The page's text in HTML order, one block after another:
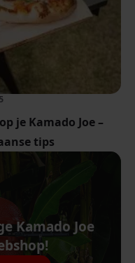
je Kamado Joe –
tips
Kamado Joe